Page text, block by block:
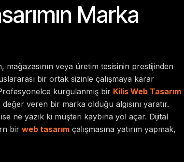
Marka
veya üretim tesisinin prestijinden
bir ortak sizinle çalışmaya karar
kurgulanmış bir Kilis Web Tasarım
veren bir marka olduğu algısını yaratır.
ne yazık ki müşteri kaybına yol açar. Dijital
bir web tasarımçalışmasına yatırım yapmak,